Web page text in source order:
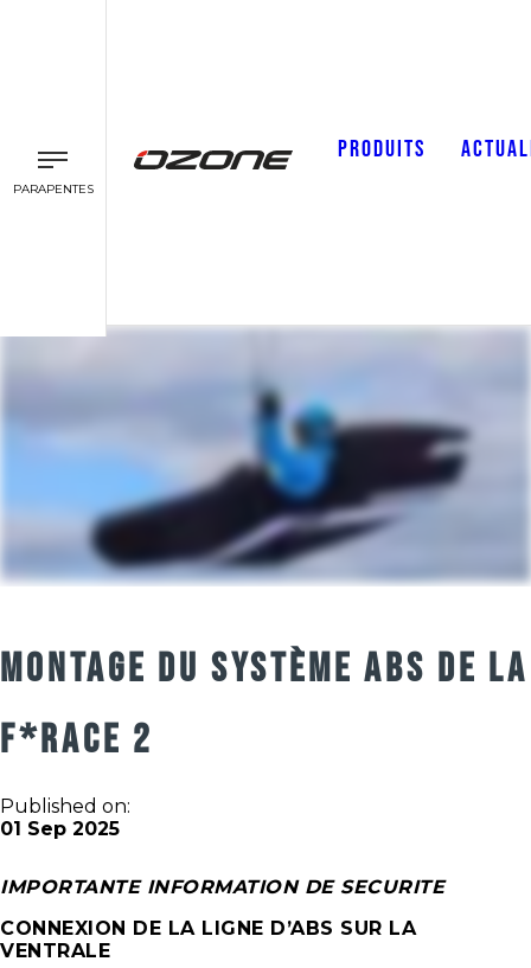
PARAPENTES
PRODUITS
MONTAGE DU SYSTÈME ABS DE LA
F*RACE 2
Published on:
01 Sep 2025
IMPORTANTE INFORMATION DE SECURITE
CONNEXION DE LA LIGNE D’ABS SUR LA
VENTRALE